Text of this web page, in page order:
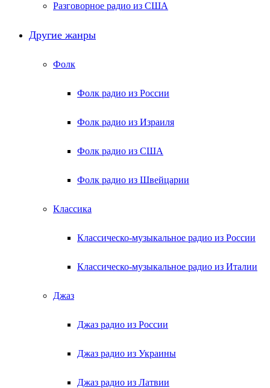
Разговорное радио из США
Другие жанры
Фолк
Фолк радио из России
Фолк радио из Израиля
Фолк радио из США
Фолк радио из Швейцарии
Классика
Классическо-музыкальное радио из России
Классическо-музыкальное радио из Италии
Джаз
Джаз радио из России
Джаз радио из Украины
Джаз радио из Латвии